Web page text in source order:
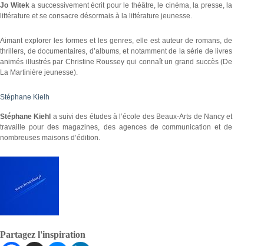
Jo Witeka successivement écrit pour le théâtre, le cinéma, la presse, la
littérature et se consacre désormais à la littérature jeunesse.
Aimant explorer les formes et les genres, elle est auteur de romans, de
thrillers, de documentaires, d’albums, et notamment de la série de livres
animés illustrés par Christine Roussey qui connaît un grand succès (De
La Martinière jeunesse).
Stéphane Kielh
Stéphane Kiehl a suivi des études à l’école des Beaux-Arts de Nancy et
travaille pour des magazines, des agences de communication et de
nombreuses maisons d’édition.
Partagez l'inspiration